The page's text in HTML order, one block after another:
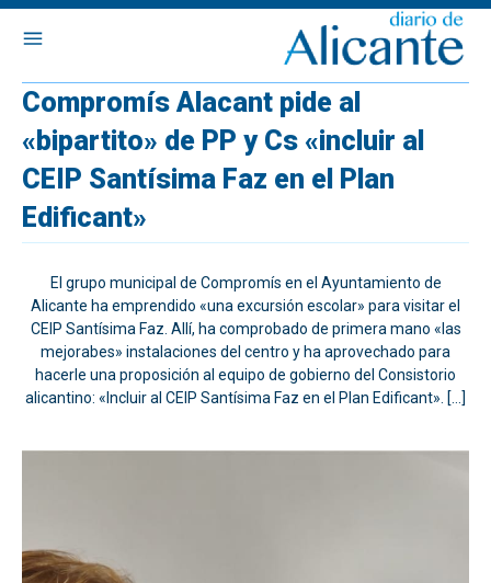
Compromís Alacant pide al
«bipartito» de PP y Cs «incluir al
CEIP Santísima Faz en el Plan
Edificant»
El grupo municipal de Compromís en el Ayuntamiento de
Alicante ha emprendido «una excursión escolar» para visitar el
CEIP Santísima Faz. Allí, ha comprobado de primera mano «las
mejorabes» instalaciones del centro y ha aprovechado para
hacerle una proposición al equipo de gobierno del Consistorio
alicantino: «Incluir al CEIP Santísima Faz en el Plan Edificant». […]